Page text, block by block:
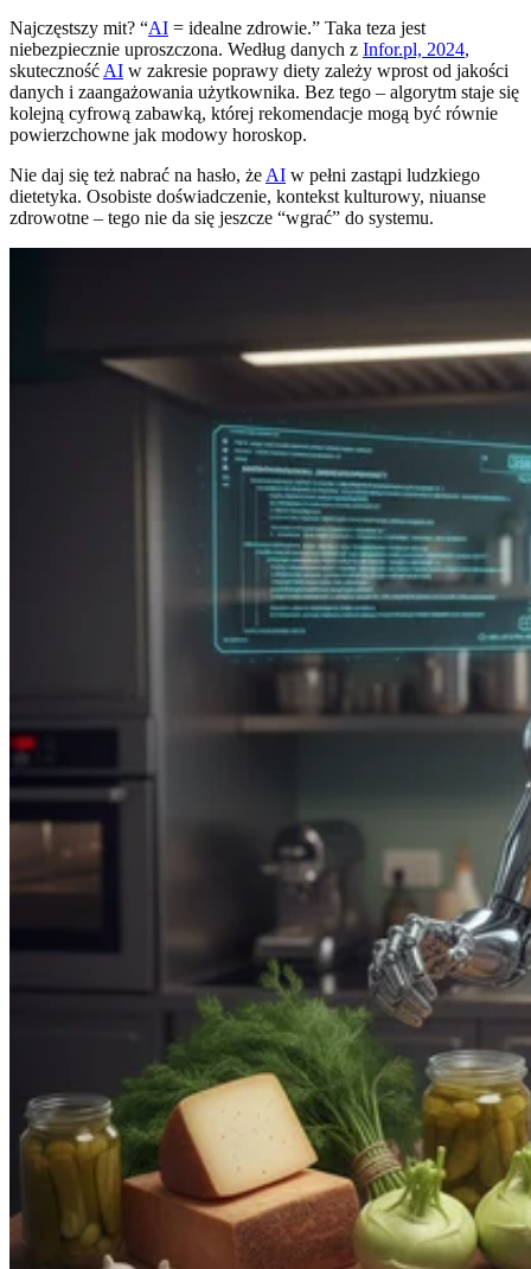
Najczęstszy mit? “AI = idealne zdrowie.” Taka teza jest
niebezpiecznie uproszczona. Według danych z Infor.pl, 2024,
skuteczność AI w zakresie poprawy diety zależy wprost od jakości
danych i zaangażowania użytkownika. Bez tego – algorytm staje się
kolejną cyfrową zabawką, której rekomendacje mogą być równie
powierzchowne jak modowy horoskop.
Nie daj się też nabrać na hasło, że AI w pełni zastąpi ludzkiego
dietetyka. Osobiste doświadczenie, kontekst kulturowy, niuanse
zdrowotne – tego nie da się jeszcze “wgrać” do systemu.